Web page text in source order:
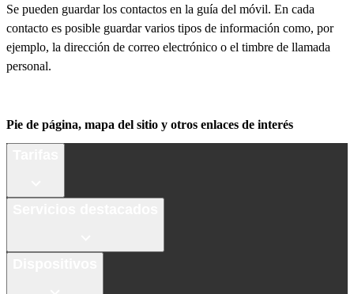
Se pueden guardar los contactos en la guía del móvil. En cada
contacto es posible guardar varios tipos de información como, por
ejemplo, la dirección de correo electrónico o el timbre de llamada
personal.
Pie de página, mapa del sitio y otros enlaces de interés